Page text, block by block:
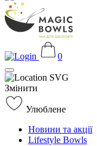
0
Змінити
Улюблене
Новини та акції
Lifestyle Bowls